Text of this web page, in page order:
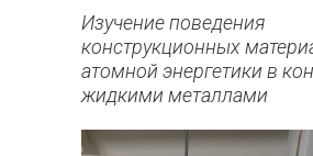
Изучение поведения
конструкционных
атомной энергетики в
жидкими металлами